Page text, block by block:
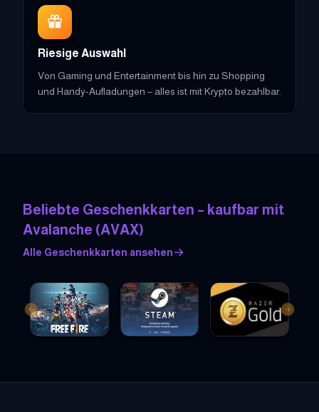
Riesige Auswahl
Von Gaming und Entertainment bis hin zu Shopping
und Handy-Aufladungen – alles ist mit Krypto bezahlbar.
Beliebte Geschenkkarten – kaufbar mit
Avalanche (AVAX)
Alle Geschenkkarten ansehen
Previous slide Next